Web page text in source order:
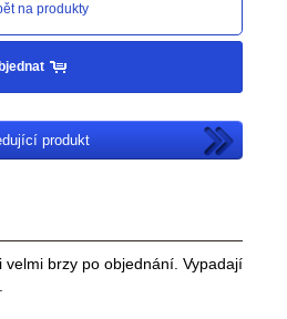
na produkty
produkt
velmi brzy po objednání. Vypadají